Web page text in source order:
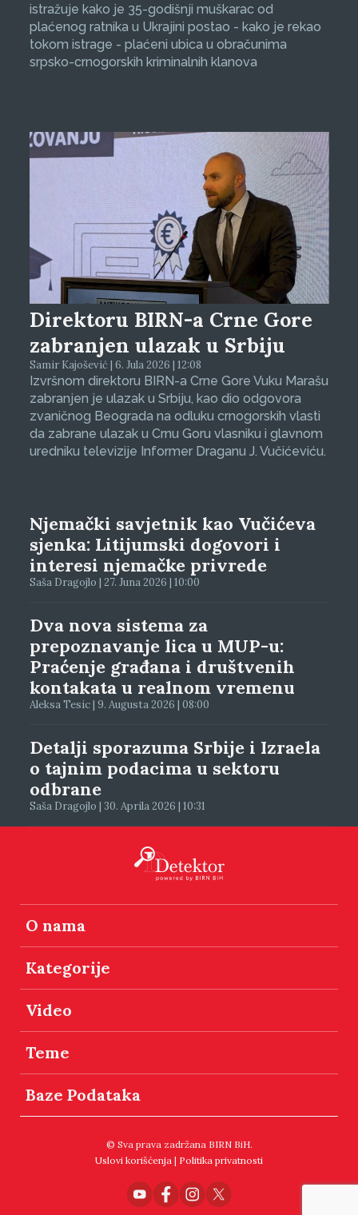
istražuje kako je 35-godišnji muškarac od
plaćenog ratnika u Ukrajini postao - kako je rekao
tokom istrage - plaćeni ubica u obračunima
srpsko-crnogorskih kriminalnih klanova
Direktoru BIRN-a Crne Gore
zabranjen ulazak u Srbiju
Samir Kajošević | 6. Jula 2026 | 12:08
Izvršnom direktoru BIRN-a Crne Gore Vuku Marašu
zabranjen je ulazak u Srbiju, kao dio odgovora
zvaničnog Beograda na odluku crnogorskih vlasti
da zabrane ulazak u Crnu Goru vlasniku i glavnom
uredniku televizije Informer Draganu J. Vučićeviću.
Njemački savjetnik kao Vučićeva
sjenka: Litijumski dogovori i
interesi njemačke privrede
Saša Dragojlo | 27. Juna 2026 | 10:00
Dva nova sistema za
prepoznavanje lica u MUP-u:
Praćenje građana i društvenih
kontakata u realnom vremenu
Aleksa Tesic | 9. Augusta 2026 | 08:00
Detalji sporazuma Srbije i Izraela
o tajnim podacima u sektoru
odbrane
Saša Dragojlo | 30. Aprila 2026 | 10:31
O nama
Kategorije
Video
Teme
Baze Podataka
© Sva prava zadržana BIRN BiH.
Uslovi korišćenja | Politika privatnosti